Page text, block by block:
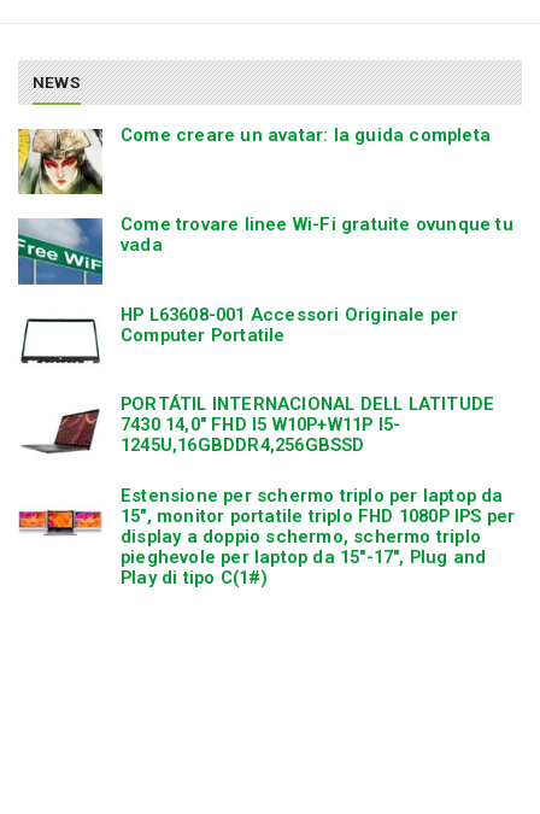
NEWS
Come creare un avatar: la guida completa
Come trovare linee Wi-Fi gratuite ovunque tu
vada
HP L63608-001 Accessori Originale per
Computer Portatile
PORTÁTIL INTERNACIONAL DELL LATITUDE
7430 14,0″ FHD I5 W10P+W11P I5-
1245U,16GBDDR4,256GBSSD
Estensione per schermo triplo per laptop da
15″, monitor portatile triplo FHD 1080P IPS per
display a doppio schermo, schermo triplo
pieghevole per laptop da 15″-17″, Plug and
Play di tipo C(1#)